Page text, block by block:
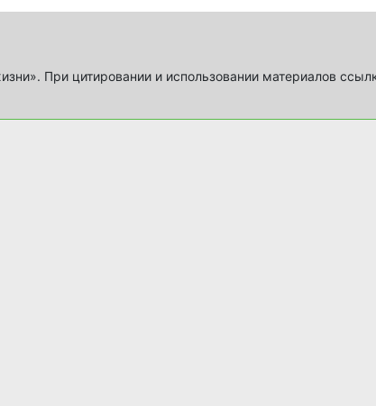
При цитировании и использовании материалов